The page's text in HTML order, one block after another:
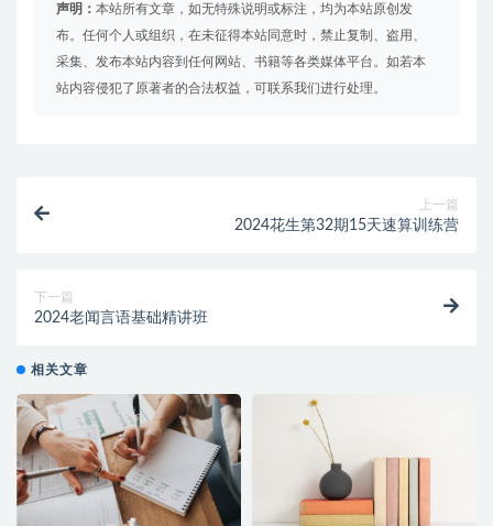
声明： 本站所有文章，如无特殊说明或标注，均为本站原创发
布。任何个人或组织，在未征得本站同意时，禁止复制、盗用、
采集、发布本站内容到任何网站、书籍等各类媒体平台。如若本
站内容侵犯了原著者的合法权益，可联系我们进行处理。
上一篇
2024花生第32期15天速算训练营
下一篇
2024老闻言语基础精讲班
相关文章